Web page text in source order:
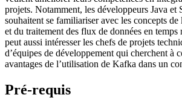
projets. Notamment, les développeurs Java et
souhaitent se familiariser avec les concepts
et du traitement des flux de données en
peut aussi intéresser les chefs de projets
d’équipes de développement qui cherchent à
avantages de l’utilisation de Kafka dans un
Pré-requis